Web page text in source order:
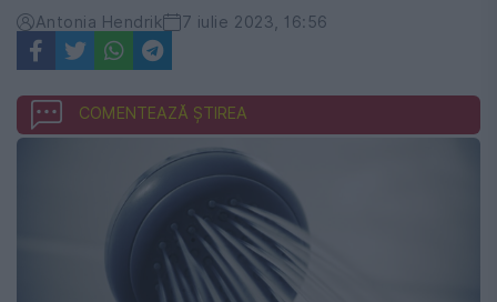
Antonia Hendrik 7 iulie 2023, 16:56
COMENTEAZĂ ȘTIREA